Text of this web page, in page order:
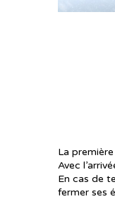
La
Avec
En cas de
fermer ses